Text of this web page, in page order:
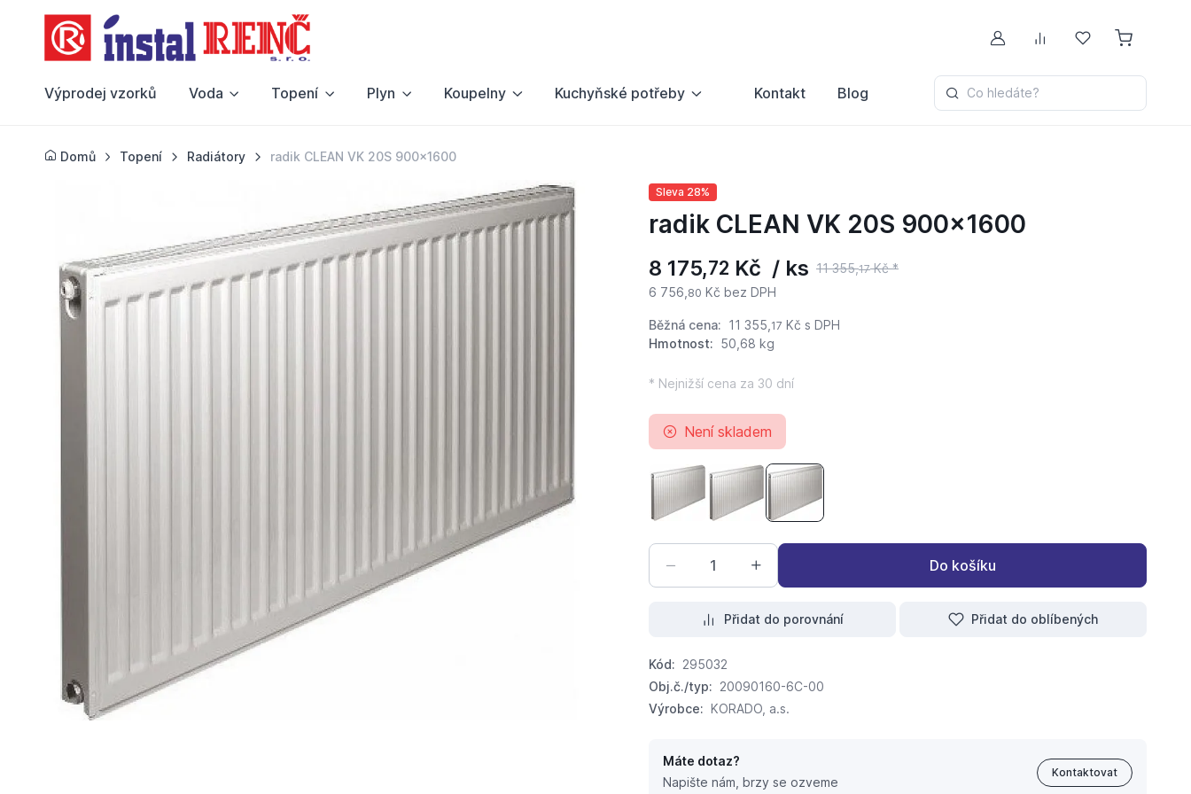
Můj účetPorovnávání
Oblíbené
Výprodej vzorků Voda Topení Plyn Koupelny Kuchyňské potřeby Kontakt Blog Co hledáte?
Domů Topení Radiátory radik CLEAN VK 20S 900x1600
Sleva 28%
radik CLEAN VK 20S 900x1600
8 175,72 Kč / ks 11 355,17Kč *
6 756, 80 Kč bez DPH
Běžná cena: 11 355, 17 Kč s DPH
Hmotnost: 50,68 kg
* Nejnižší cena za 30 dní
Není skladem
radik CLEAN VK 20S 600x1800
radik CLEAN VK 20S 900x1200
radik CLEAN VK 20S 900x1600
Do košíku
Přidat do porovnání Přidat do oblíbených
Kód: 295032
Obj.č./typ: 20090160-6C-00
Výrobce: KORADO, a.s.
Máte dotaz?
Napište nám, brzy se ozveme
Kontaktovat